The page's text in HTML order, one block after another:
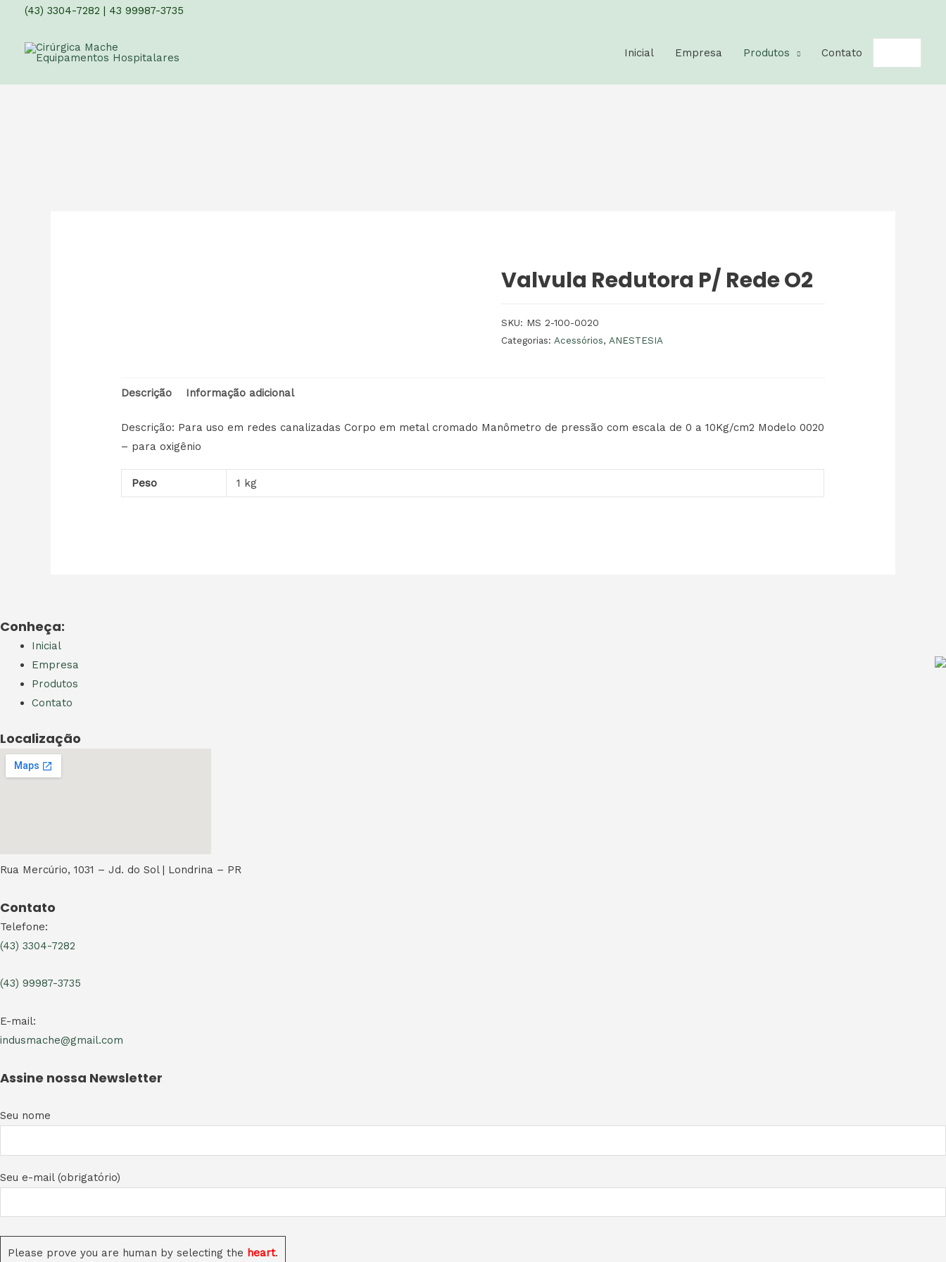
(43) 3304-7282 | 43 99987-3735
Inicial Empresa Produtos Contato
Valvula Redutora P/ Rede O2
SKU: MS 2-100-0020
Categorias: Acessórios, ANESTESIA
Descrição Informação adicional
Descrição: Para uso em redes canalizadas Corpo em metal cromado Manômetro de pressão com escala de 0 a 10Kg/cm2 Modelo 0020
– para oxigênio
Peso 1 kg
Conheça:
Inicial
Empresa
Produtos
Contato
Localização
Rua Mercúrio, 1031 – Jd. do Sol | Londrina – PR
Contato
Telefone:
(43) 3304-7282
(43) 99987-3735
E-mail:
indusmache@gmail.com
Assine nossa Newsletter
Seu nome
Seu e-mail (obrigatório)
Please prove you are human by selecting the heart.